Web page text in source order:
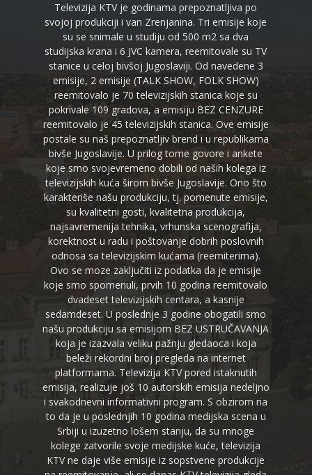
Televizija KTV je godinama prepoznatljiva po
svojoj produkciji i van Zrenjanina. Tri emisije koje
su se snimale u studiju od 500 m2 sa dva
studijska krana i 6 JVC kamera, reemitovale su TV
stanice u celoj bivšoj Jugoslaviji. Od navedene 3
emisije, 2 emisije (TALK SHOW, FOLK SHOW)
reemitovalo je 70 televizijskih stanica koje su
pokrivale 109 gradova, a emisiju BEZ CENZURE
reemitovalo je 45 televizijskih stanica. Ove emisije
postale su naš prepoznatljiv brend i u republikama
bivše Jugoslavije. U prilog tome govore i ankete
koje smo svojevremeno dobili od naših kolega iz
televizijskih kuća širom bivše Jugoslavije. Ono što
karakteriše našu produkciju, tj. pomenute emisije,
su kvalitetni gosti, kvalitetna produkcija,
najsavremenija tehnika, vrhunska scenografija,
korektnost u radu i poštovanje dobrih poslovnih
odnosa sa televizijskim kućama (reemiterima).
Ovo se moze zaključiti iz podatka da je emisije
koje smo spomenuli, prvih 10 godina reemitovalo
dvadeset televizijskih centara, a kasnije
sedamdeset. U poslednje 3 godine obogatili smo
našu produkciju sa emisijom BEZ USTRUČAVANJA
koja je izazvala veliku pažnju gledaoca i koja
beleži rekordni broj pregleda na internet
platformama. Televizija KTV pored istaknutih
emisija, realizuje još 10 autorskih emisija nedeljno
i svakodnevni informativni program. S obzirom na
to da je u poslednjih 10 godina medijska scena u
Srbiji u izuzetno lošem stanju, da su mnoge
kolege zatvorile svoje medijske kuće, televizija
KTV ne daje više emisije iz sopstvene produkcije